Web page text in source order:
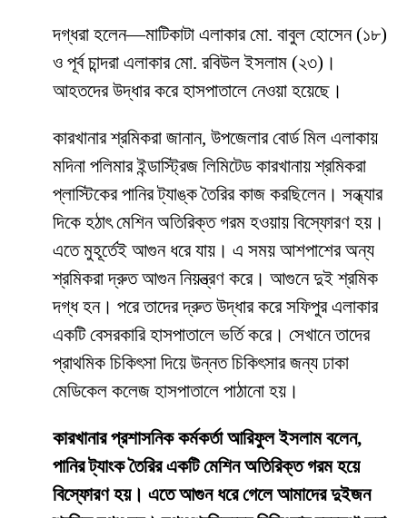
দগ্ধরা হলেন—মাটিকাটা এলাকার মো. বাবুল হোসেন (১৮)
ও পূর্ব চান্দরা এলাকার মো. রবিউল ইসলাম (২৩)।
আহতদের উদ্ধার করে হাসপাতালে নেওয়া হয়েছে।
কারখানার শ্রমিকরা জানান, উপজেলার বোর্ড মিল এলাকায়
মদিনা পলিমার ইন্ডাস্ট্রিজ লিমিটেড কারখানায় শ্রমিকরা
প্লাস্টিকের পানির ট্যাঙ্ক তৈরির কাজ করছিলেন। সন্ধ্যার
দিকে হঠাৎ মেশিন অতিরিক্ত গরম হওয়ায় বিস্ফোরণ হয়।
এতে মুহূর্তেই আগুন ধরে যায়। এ সময় আশপাশের অন্য
শ্রমিকরা দ্রুত আগুন নিয়ন্ত্রণ করে। আগুনে দুই শ্রমিক
দগ্ধ হন। পরে তাদের দ্রুত উদ্ধার করে সফিপুর এলাকার
একটি বেসরকারি হাসপাতালে ভর্তি করে। সেখানে তাদের
প্রাথমিক চিকিৎসা দিয়ে উন্নত চিকিৎসার জন্য ঢাকা
মেডিকেল কলেজ হাসপাতালে পাঠানো হয়।
কারখানার প্রশাসনিক কর্মকর্তা আরিফুল ইসলাম বলেন,
পানির ট্যাংক তৈরির একটি মেশিন অতিরিক্ত গরম হয়ে
বিস্ফোরণ হয়। এতে আগুন ধরে গেলে আমাদের দুইজন